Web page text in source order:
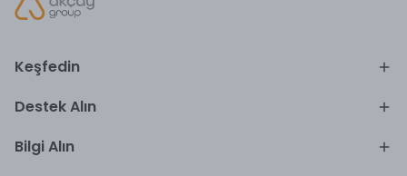
Keşfedin
Destek Alın
Bilgi Alın